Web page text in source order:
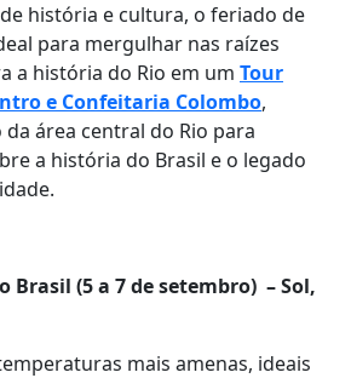
história e cultura, o feriado de
para mergulhar nas raízes
a história do Rio em um Tour
e Confeitaria Colombo,
área central do Rio para
a história do Brasil e o legado
Brasil (5 a 7 de setembro) – Sol,
mais amenas, ideais